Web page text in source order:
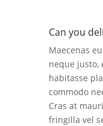
Can you
Maecenas
neque justo,
habitasse
commodo
Cras at
fringilla vel